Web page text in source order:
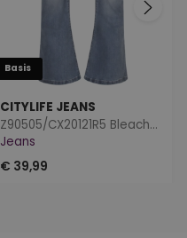
Basis
CITYLIFE JEANS
Z90505/CX20121R5 Bleached dnm
Jeans
€ 39,99